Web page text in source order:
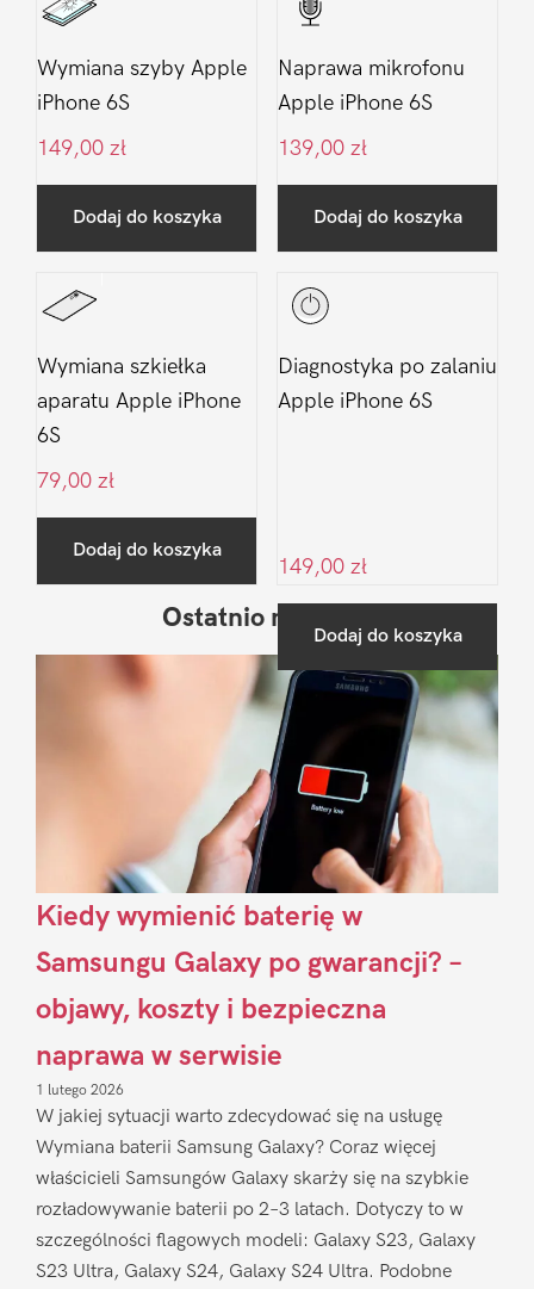
Wymiana szyby Apple
iPhone 6S
149,00 zł
Dodaj do koszyka
Naprawa mikrofonu
Apple iPhone 6S
139,00 zł
Dodaj do koszyka
Wymiana szkiełka
aparatu Apple iPhone
6S
79,00 zł
Dodaj do koszyka
Diagnostyka po zalaniu
Apple iPhone 6S
149,00 zł
Dodaj do koszyka
Sidebar
Ostatnio na blogu
Kiedy wymienić baterię w
Samsungu Galaxy po gwarancji? –
objawy, koszty i bezpieczna
naprawa w serwisie
1 lutego 2026
W jakiej sytuacji warto zdecydować się na usługę
Wymiana baterii Samsung Galaxy? Coraz więcej
właścicieli Samsungów Galaxy skarży się na szybkie
rozładowywanie baterii po 2–3 latach. Dotyczy to w
szczególności flagowych modeli: Galaxy S23, Galaxy
S23 Ultra, Galaxy S24, Galaxy S24 Ultra. Podobne